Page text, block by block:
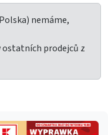
nemáme,
prodejců z